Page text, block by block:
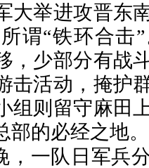
大举进攻晋东
谓“铁环合击
，少部分有战
击活动，掩护
组则留守麻田
的必经之地。
，一队日军兵